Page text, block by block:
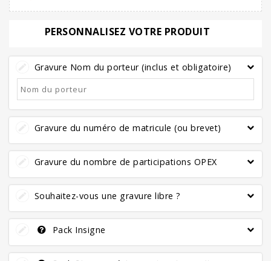
PERSONNALISEZ VOTRE PRODUIT
Gravure Nom du porteur (inclus et obligatoire)
Gravure du numéro de matricule (ou brevet)
Gravure du nombre de participations OPEX
Souhaitez-vous une gravure libre ?
Pack Insigne